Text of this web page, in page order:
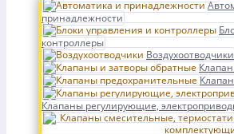
принадлежности
контроллеры
Воздухоотводчики
Клапаны регулирующие,